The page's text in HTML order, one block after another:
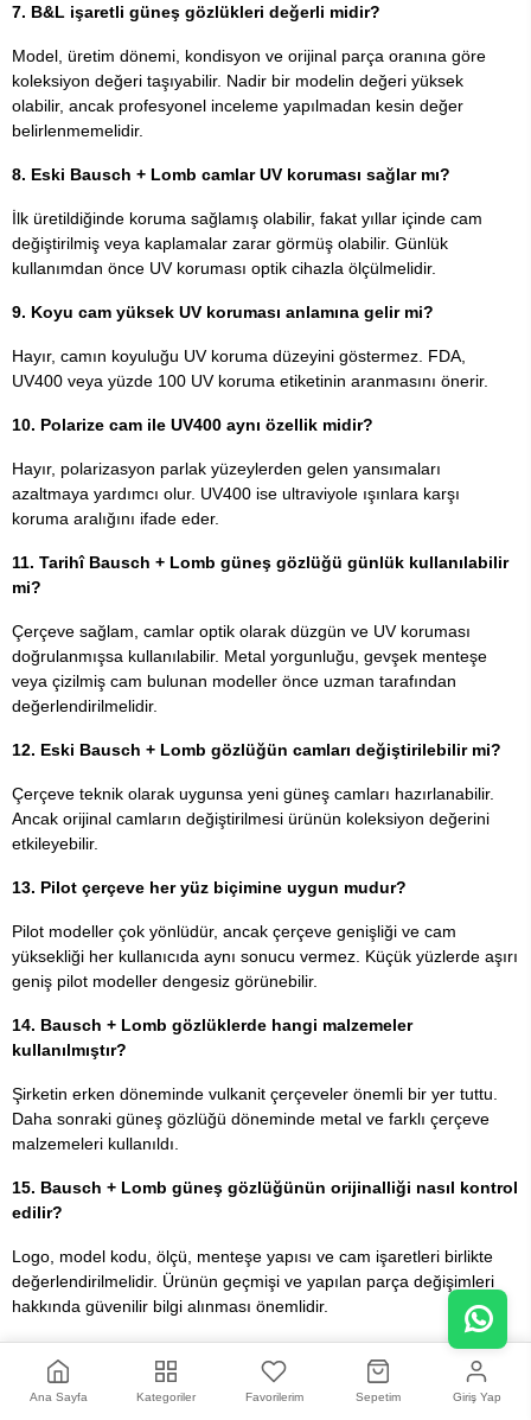
7. B&L işaretli güneş gözlükleri değerli midir?
Model, üretim dönemi, kondisyon ve orijinal parça oranına göre
koleksiyon değeri taşıyabilir. Nadir bir modelin değeri yüksek
olabilir, ancak profesyonel inceleme yapılmadan kesin değer
belirlenmemelidir.
8. Eski Bausch + Lomb camlar UV koruması sağlar mı?
İlk üretildiğinde koruma sağlamış olabilir, fakat yıllar içinde cam
değiştirilmiş veya kaplamalar zarar görmüş olabilir. Günlük
kullanımdan önce UV koruması optik cihazla ölçülmelidir.
9. Koyu cam yüksek UV koruması anlamına gelir mi?
Hayır, camın koyuluğu UV koruma düzeyini göstermez. FDA,
UV400 veya yüzde 100 UV koruma etiketinin aranmasını önerir.
10. Polarize cam ile UV400 aynı özellik midir?
Hayır, polarizasyon parlak yüzeylerden gelen yansımaları
azaltmaya yardımcı olur. UV400 ise ultraviyole ışınlara karşı
koruma aralığını ifade eder.
11. Tarihî Bausch + Lomb güneş gözlüğü günlük kullanılabilir
mi?
Çerçeve sağlam, camlar optik olarak düzgün ve UV koruması
doğrulanmışsa kullanılabilir. Metal yorgunluğu, gevşek menteşe
veya çizilmiş cam bulunan modeller önce uzman tarafından
değerlendirilmelidir.
12. Eski Bausch + Lomb gözlüğün camları değiştirilebilir mi?
Çerçeve teknik olarak uygunsa yeni güneş camları hazırlanabilir.
Ancak orijinal camların değiştirilmesi ürünün koleksiyon değerini
etkileyebilir.
13. Pilot çerçeve her yüz biçimine uygun mudur?
Pilot modeller çok yönlüdür, ancak çerçeve genişliği ve cam
yüksekliği her kullanıcıda aynı sonucu vermez. Küçük yüzlerde aşırı
geniş pilot modeller dengesiz görünebilir.
14. Bausch + Lomb gözlüklerde hangi malzemeler
kullanılmıştır?
Şirketin erken döneminde vulkanit çerçeveler önemli bir yer tuttu.
Daha sonraki güneş gözlüğü döneminde metal ve farklı çerçeve
malzemeleri kullanıldı.
15. Bausch + Lomb güneş gözlüğünün orijinalliği nasıl kontrol
edilir?
Logo, model kodu, ölçü, menteşe yapısı ve cam işaretleri birlikte
değerlendirilmelidir. Ürünün geçmişi ve yapılan parça değişimleri
hakkında güvenilir bilgi alınması önemlidir.
16. Tarihî gözlüklerde burun pedleri değiştirilebilir mi?
Çoğu metal modelde uygun yedek parçalarla değişim yapılabilir.
Ana Sayfa Kategoriler Favorilerim Sepetim Giriş Yap